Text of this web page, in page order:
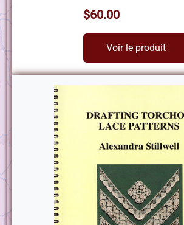
$60.00
Voir le produit